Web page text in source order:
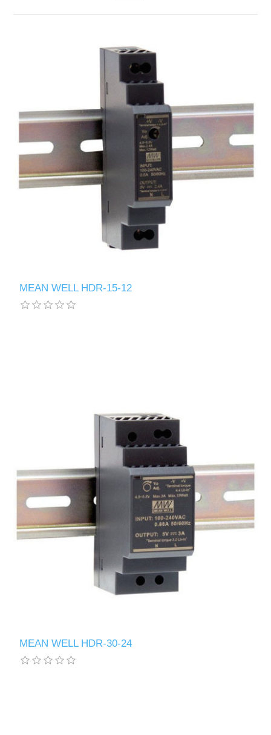
MEAN WELL HDR-15-12
MEAN WELL HDR-30-24